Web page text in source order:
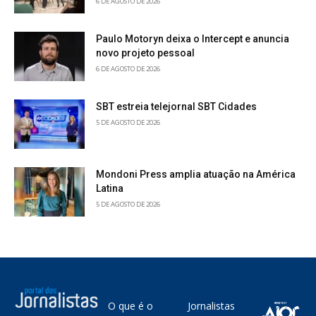
Paulo Motoryn deixa o Intercept e anuncia
novo projeto pessoal
6 DE AGOSTO DE 2026
SBT estreia telejornal SBT Cidades
5 DE AGOSTO DE 2026
Mondoni Press amplia atuação na América
Latina
5 DE AGOSTO DE 2026
O que é o Jornalistas